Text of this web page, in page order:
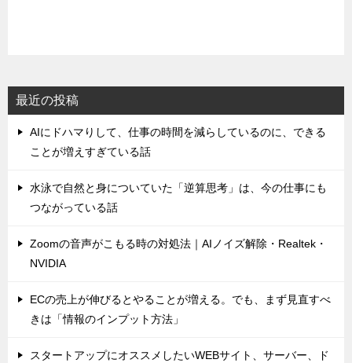
最近の投稿
AIにドハマりして、仕事の時間を減らしているのに、できる
ことが増えすぎている話
水泳で自然と身についていた「逆算思考」は、今の仕事にも
つながっている話
Zoomの音声がこもる時の対処法｜AIノイズ解除・Realtek・
NVIDIA
ECの売上が伸びるとやることが増える。でも、まず見直すべ
きは「情報のインプット方法」
スタートアップにオススメしたいWEBサイト、サーバー、ド